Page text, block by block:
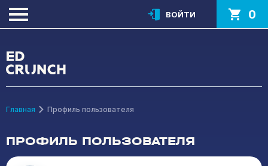
ВОЙТИ 0
Главная Профиль пользователя
ПРОФИЛЬ ПОЛЬЗОВАТЕЛЯ